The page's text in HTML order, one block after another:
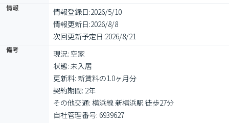
情報 情報登録日:2026/5/10
情報更新日:2026/8/8
次回更新予定日:2026/8/21
備考
現況: 空家
状態: 未入居
更新料: 新賃料の1.0ヶ月分
契約期間: 2年
その他交通: 横浜線 新横浜駅 徒歩27分
自社管理番号: 6939627